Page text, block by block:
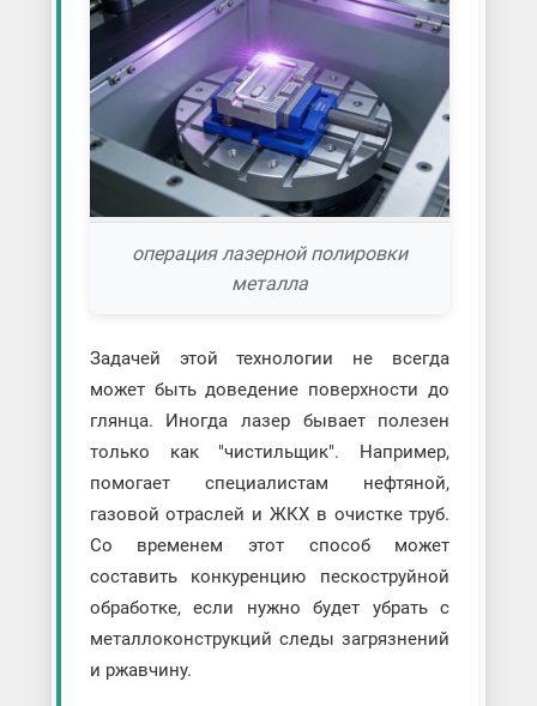
операция лазерной полировки
металла
Задачей этой технологии не всегда
может быть доведение поверхности до
глянца. Иногда лазер бывает полезен
только как "чистильщик". Например,
помогает специалистам нефтяной,
газовой отраслей и ЖКХ в очистке труб.
Со временем этот способ может
составить конкуренцию пескоструйной
обработке, если нужно будет убрать с
металлоконструкций следы загрязнений
и ржавчину.